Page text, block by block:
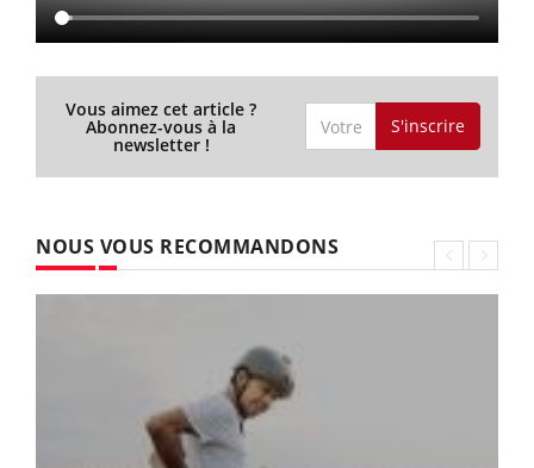
Vous aimez cet article ?
Abonnez-vous à la
newsletter !
S'inscrire
NOUS VOUS RECOMMANDONS